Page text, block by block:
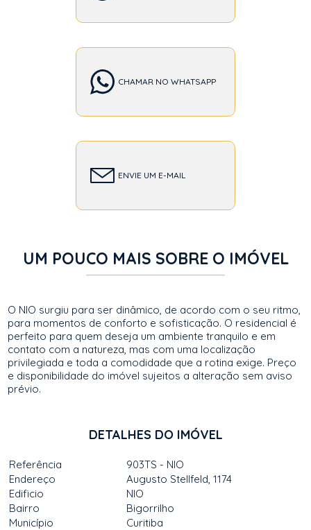
CHAMAR NO WHATSAPP
ENVIE UM E-MAIL
UM POUCO MAIS SOBRE O IMÓVEL
O NIO surgiu para ser dinâmico, de acordo com o seu ritmo,
para momentos de conforto e sofisticação. O residencial é
perfeito para quem deseja um ambiente tranquilo e em
contato com a natureza, mas com uma localização
privilegiada e toda a comodidade que a rotina exige. Preço
e disponibilidade do imóvel sujeitos a alteração sem aviso
prévio.
DETALHES DO IMÓVEL
Referência
903TS - NIO
Endereço
Augusto Stellfeld, 1174
Edificio
NIO
Bairro
Bigorrilho
Município
Curitiba